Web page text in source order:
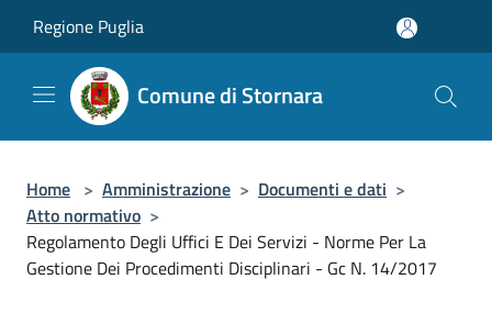
Regione Puglia
Comune di Stornara
Home > Amministrazione > Documenti e dati >
Atto normativo >
Regolamento Degli Uffici E Dei Servizi - Norme Per La
Gestione Dei Procedimenti Disciplinari - Gc N. 14/2017